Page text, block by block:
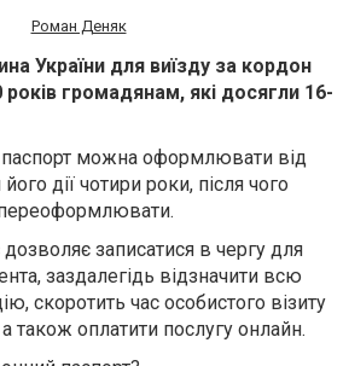
Роман Деняк
України для виїзду за кордон
громадянам, які досягли 16-
можна оформлювати від
дії чотири роки, після чого
записатися в чергу для
заздалегідь відзначити всю
скоротить час особистого візиту
також оплатити послугу онлайн.